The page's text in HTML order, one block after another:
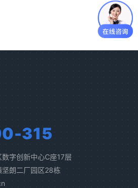
315
字创新中心C座17层
朗二厂园区28栋